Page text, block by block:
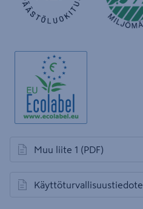
Muu liite 1 (PDF)
avautuu uuteen välilehteen
Käyttöturvallisuustiedote
avautuu uuteen välilehteen